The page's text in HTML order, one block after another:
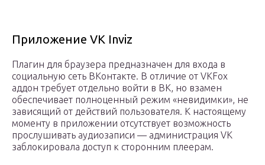
Приложение VK Inviz
Плагин для браузера предназначен для входа в
социальную сеть ВКонтакте. В отличие от VKFox
аддон требует отдельно войти в ВК, но взамен
обеспечивает полноценный режим «невидимки», не
зависящий от действий пользователя. К настоящему
моменту в приложении отсутствует возможность
прослушивать аудиозаписи — администрация VK
заблокировала доступ к сторонним плеерам.